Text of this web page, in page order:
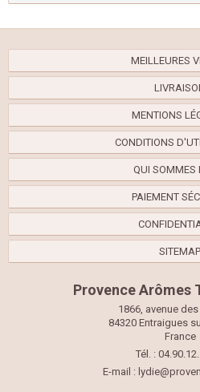
MEILLEURES
MENTIONS
CONDITIONS
QUI SOMMES
PAIEMENT
SITEMAP
Provence Arômes
1866, avenue
84320 Entraigues
France
Tél. :
E-mail :